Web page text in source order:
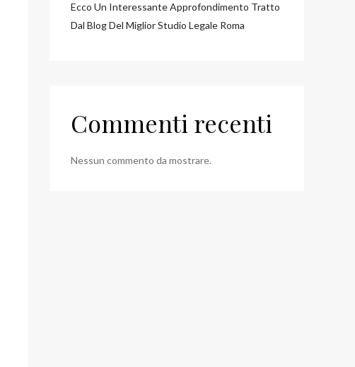
Ecco Un Interessante Approfondimento Tratto
Dal Blog Del Miglior Studio Legale Roma
Commenti recenti
Nessun commento da mostrare.